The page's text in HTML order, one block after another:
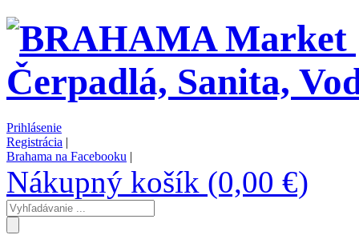
Prihlásenie
Registrácia |
Brahama na Facebooku |
Nákupný košík (0,00 €)